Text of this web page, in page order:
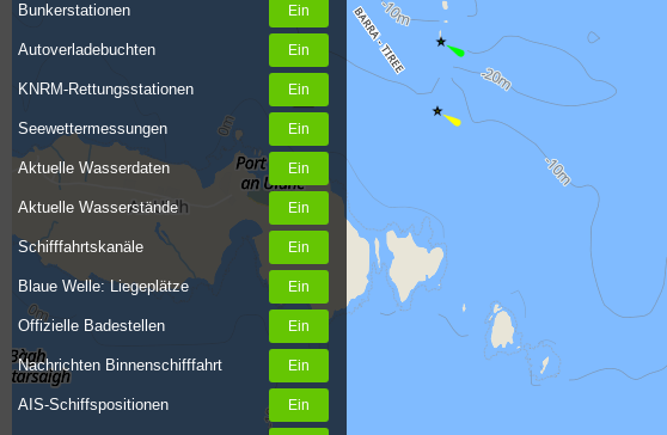
Bunkerstationen
Autoverladebuchten
KNRM-Rettungsstationen
Seewettermessungen
Aktuelle Wasserdaten
Aktuelle Wasserstände
Schifffahrtskanäle
Blaue Welle: Liegeplätze
Offizielle Badestellen
Nachrichten Binnenschifffahrt
AIS-Schiffspositionen